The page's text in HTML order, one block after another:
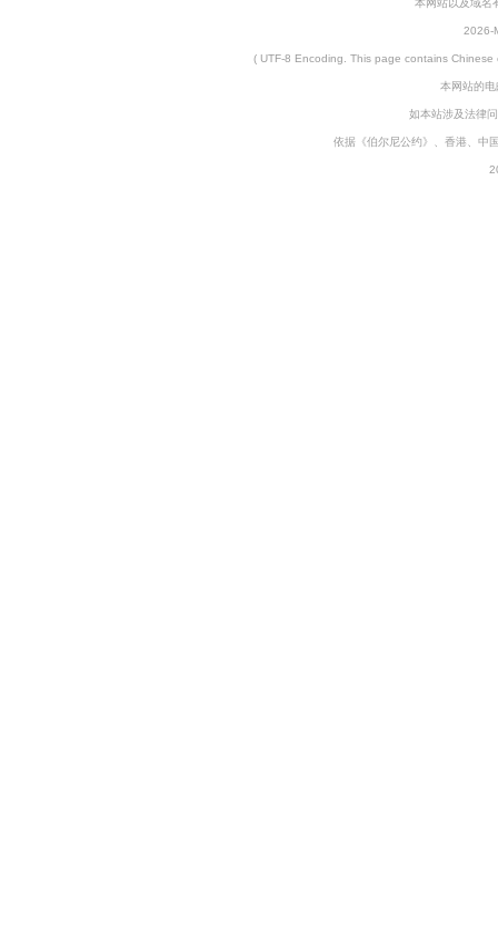
本网站以及域名
2026-
( UTF-8 Encoding. This page contains Chinese
本网站的
如本站涉及法律
依据《伯尔尼公约》、香港、中